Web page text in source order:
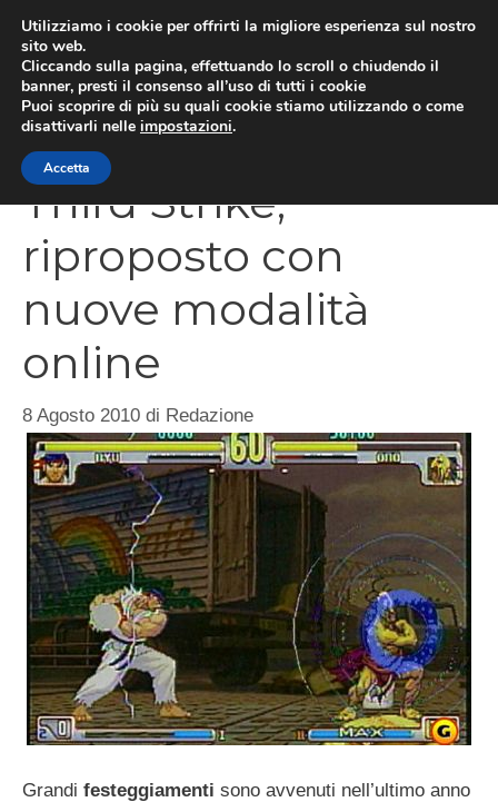
contenuto
Street Fighter 3
Third Strike,
riproposto con
nuove modalità
online
8 Agosto 2010 di Redazione
Grandi festeggiamenti sono avvenuti nell’ultimo anno
Utilizziamo i cookie per offrirti la migliore esperienza sul nostro
sito web.
Cliccando sulla pagina, effettuando lo scroll o chiudendo il
banner, presti il consenso all’uso di tutti i cookie
Puoi scoprire di più su quali cookie stiamo utilizzando o come
disattivarli nelle impostazioni.
Accetta